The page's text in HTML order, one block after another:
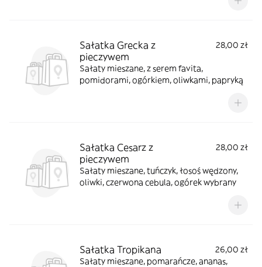
Sałatka Grecka z
pieczywem
28,00 zł
Sałaty mieszane, z serem favita,
pomidorami, ogórkiem, oliwkami, papryką
Sałatka Cesarz z
pieczywem
28,00 zł
Sałaty mieszane, tuńczyk, łosoś wędzony,
oliwki, czerwona cebula, ogórek wybrany
Sałatka Tropikana
26,00 zł
Sałaty mieszane, pomarańcze, ananas,